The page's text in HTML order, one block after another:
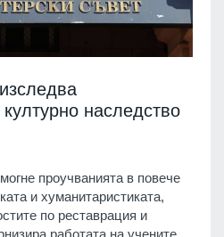
наследство
проучванията в повече
и хуманитаристиката,
по реставрация и
работата на учените